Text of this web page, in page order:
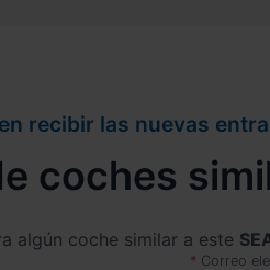
recibir las nuevas
coches
algún coche similar a este
Correo